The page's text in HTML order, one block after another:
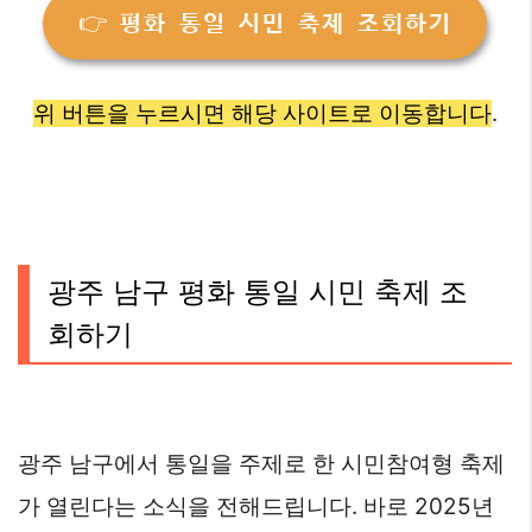
👉 평화 통일 시민 축제 조회하기
위 버튼을 누르시면 해당 사이트로 이동합니다.
광주 남구 평화 통일 시민 축제 조
회하기
광주 남구에서 통일을 주제로 한 시민참여형 축제
가 열린다는 소식을 전해드립니다. 바로 2025년